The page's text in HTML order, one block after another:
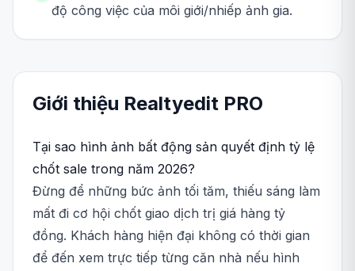
độ công việc của môi giới/nhiếp ảnh gia.
Giới thiệu Realtyedit PRO
Tại sao hình ảnh bất động sản quyết định tỷ lệ
chốt sale trong năm 2026?
Đừng để những bức ảnh tối tăm, thiếu sáng làm
mất đi cơ hội chốt giao dịch trị giá hàng tỷ
đồng. Khách hàng hiện đại không có thời gian
để đến xem trực tiếp từng căn nhà nếu hình